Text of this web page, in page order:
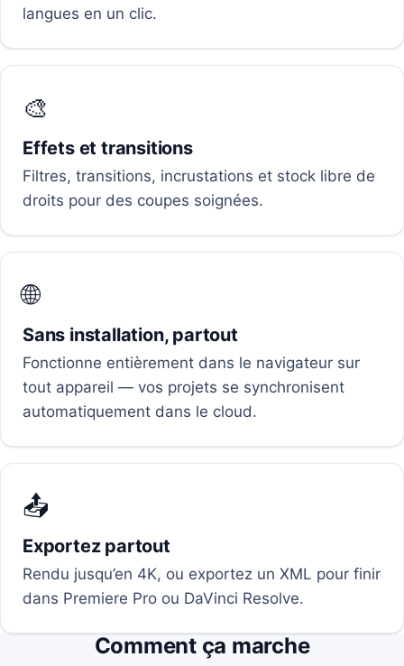
langues en un clic.
🎨
Effets et transitions
Filtres, transitions, incrustations et stock libre de
droits pour des coupes soignées.
🌐
Sans installation, partout
Fonctionne entièrement dans le navigateur sur
tout appareil — vos projets se synchronisent
automatiquement dans le cloud.
📤
Exportez partout
Rendu jusqu’en 4K, ou exportez un XML pour finir
dans Premiere Pro ou DaVinci Resolve.
Comment ça marche